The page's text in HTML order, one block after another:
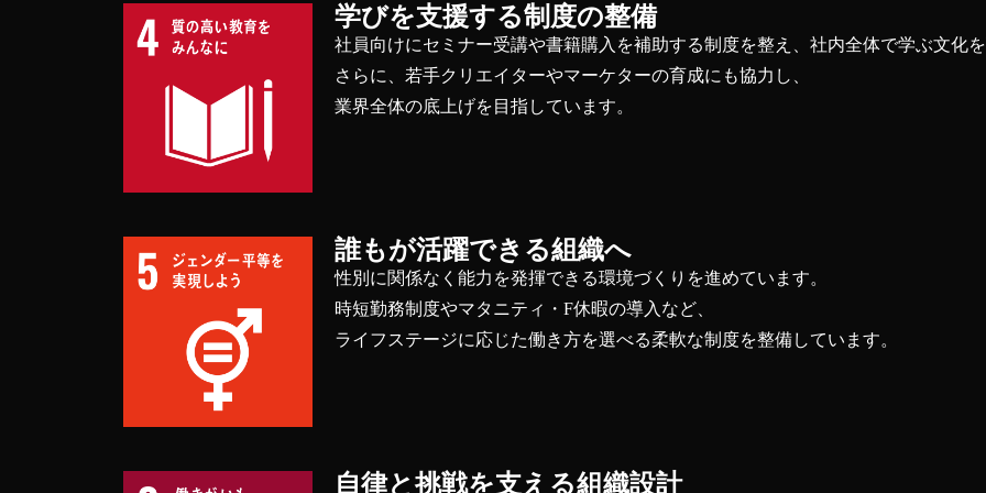
学びを支援する制度の整備
社員向けにセミナー受講や書籍購入を補助する制度を整え、社内全体で学ぶ文化を
さらに、若手クリエイターやマーケターの育成にも協力し、
業界全体の底上げを目指しています。
誰もが活躍できる組織へ
性別に関係なく能力を発揮できる環境づくりを進めています。
時短勤務制度やマタニティ・F休暇の導入など、
ライフステージに応じた働き方を選べる柔軟な制度を整備しています。
自律と挑戦を支える組織設計